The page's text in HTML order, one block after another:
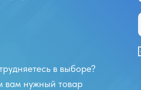
в выборе?
вам нужный товар